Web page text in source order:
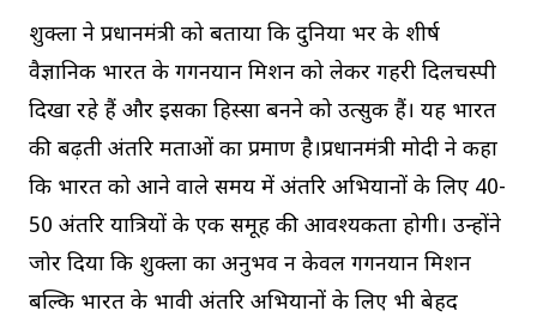
शुक्ला ने प्रधानमंत्री को बताया कि दुनिया भर के शीर्ष
वैज्ञानिक भारत के गगनयान मिशन को लेकर गहरी दिलचस्पी
दिखा रहे हैं और इसका हिस्सा बनने को उत्सुक हैं। यह भारत
की बढ़ती अंतरिक्ष क्षमताओं का प्रमाण है।प्रधानमंत्री मोदी ने कहा
कि भारत को आने वाले समय में अंतरिक्ष अभियानों के लिए 40-
50 अंतरिक्ष यात्रियों के एक समूह की आवश्यकता होगी। उन्होंने
जोर दिया कि शुक्ला का अनुभव न केवल गगनयान मिशन
बल्कि भारत के भावी अंतरिक्ष अभियानों के लिए भी बेहद